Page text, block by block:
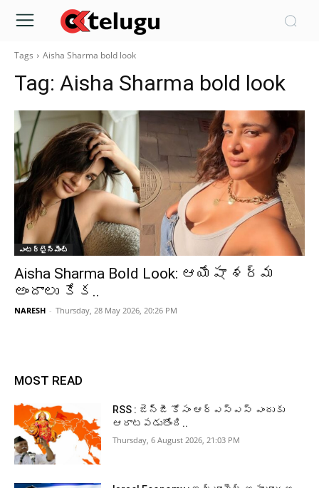
Tags Aisha Sharma bold look
Tag: Aisha Sharma bold look
ఎంటర్టైన్మెంట్
Aisha Sharma Bold Look: ఆయేషా శర్మ
అందాలు కేక..
NARESH - Thursday, 28 May 2026, 20:26 PM
MOST READ
RSS : జెన్‌జీ కోసం ఆర్‌ఎస్‌ఎస్‌ ఎందుకు
ఆరాటపడుతోంది..
Thursday, 6 August 2026, 21:03 PM